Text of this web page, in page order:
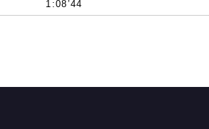
1:08’44